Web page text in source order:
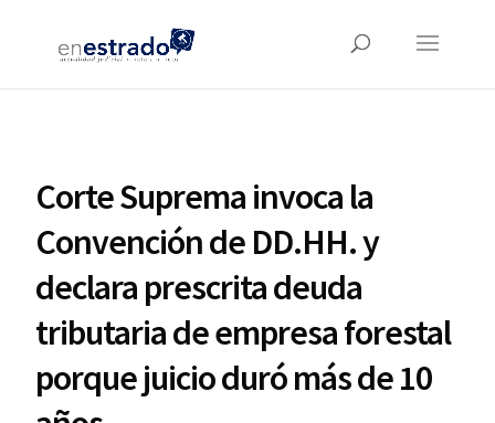
Corte Suprema invoca la
Convención de DD.HH. y
declara prescrita deuda
tributaria de empresa forestal
porque juicio duró más de 10